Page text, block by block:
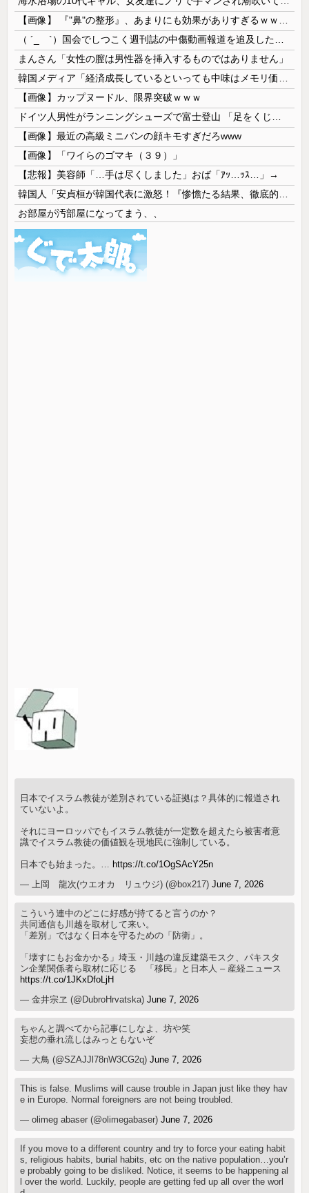
まんさん「女性の膣は男性器を挿入するものではありません」
【画像】カップヌードル、限界突破ｗｗｗ
【画像】最近の高級ミニバンの顔キモすぎだろwww
【画像】「ワイらのゴマキ（３９）」
【悲報】美容師「…手は尽くしました」おば「ｱｯ…ｯｽ…」→
お部屋が汚部屋になってまう、、
日本でイスラム教徒が差別されている証拠は？具体的に報道され
ていないよ。
それにヨーロッパでもイスラム教徒が一定数を超えたら被害者意
識でイスラム教徒の価値観を現地民に強制している。
日本でも始まった。… https://t.co/1OgSAcY25n
— 上岡 龍次(ウエオカ リュウジ) (@box217)June 7, 2026
こういう連中のどこに好感が持てると言うのか？
共同通信も川越を取材して来い。
「差別」ではなく日本を守るための「防衛」。
「壊すにもお金かかる」埼玉・川越の違反建築モスク、パキスタ
ン企業関係者ら取材に応じる 「移民」と日本人 – 産経ニュース
https://t.co/1JKxDfoLjH
— 金井宗ヱ (@DubroHrvatska)June 7, 2026
ちゃんと調べてから記事にしなよ、坊や笑
妄想の垂れ流しはみっともないぞ
— 大鳥 (@SZAJJl78nW3CG2q)June 7, 2026
This is false. Muslims will cause trouble in Japan just like they hav
e in Europe. Normal foreigners are not being troubled.
— olimeg abaser (@olimegabaser)June 7, 2026
If you move to a different country and try to force your eating habit
s, religious habits, burial habits, etc on the native population…you’r
e probably going to be disliked. Notice, it seems to be happening al
l over the world. Luckily, people are getting fed up all over the worl